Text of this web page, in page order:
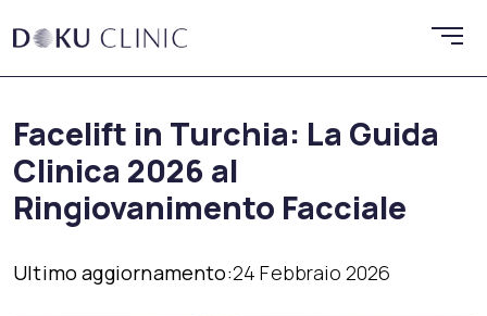
Facelift in Turchia: La Guida
Clinica 2026 al
Ringiovanimento Facciale
Ultimo aggiornamento:24 Febbraio 2026